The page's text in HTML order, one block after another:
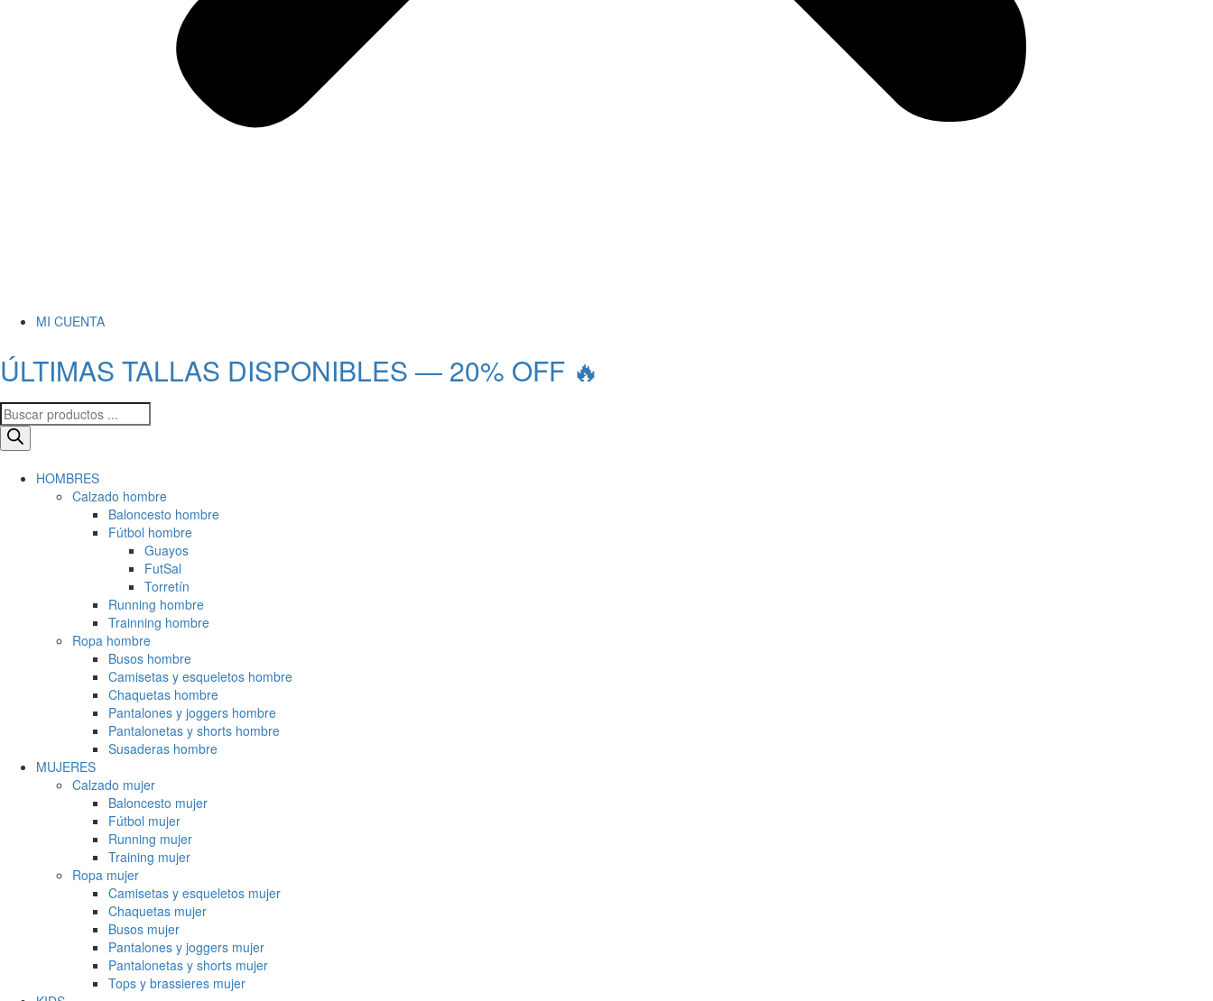
MI CUENTA
ÚLTIMAS TALLAS DISPONIBLES — 20% OFF 🔥
HOMBRES
Calzado hombre
Baloncesto hombre
Fútbol hombre
Guayos
FutSal
Torretín
Running hombre
Trainning hombre
Ropa hombre
Busos hombre
Camisetas y esqueletos hombre
Chaquetas hombre
Pantalones y joggers hombre
Pantalonetas y shorts hombre
Susaderas hombre
MUJERES
Calzado mujer
Baloncesto mujer
Fútbol mujer
Running mujer
Training mujer
Ropa mujer
Camisetas y esqueletos mujer
Chaquetas mujer
Busos mujer
Pantalones y joggers mujer
Pantalonetas y shorts mujer
Tops y brassieres mujer